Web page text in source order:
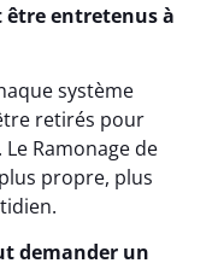
être entretenus à
système
retirés pour
Ramonage de
propre, plus
demander un